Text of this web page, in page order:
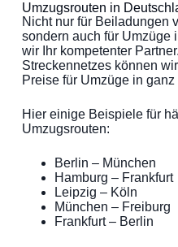
Umzugsrouten in
Nicht nur für Beiladungen
sondern auch für Umzüge
wir Ihr kompetenter
Streckennetzes können
Preise für Umzüge in
Hier einige Beispiele für
Umzugsrouten:
Berlin – München
Hamburg – Frankfurt
Leipzig – Köln
München – Freiburg
Frankfurt – Berlin